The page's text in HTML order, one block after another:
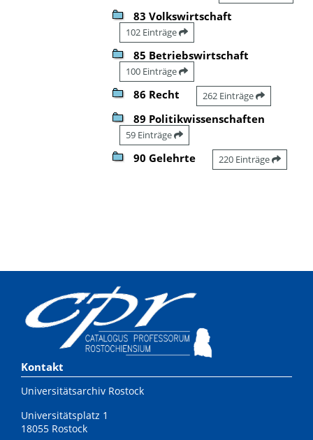
83 Volkswirtschaft
102 Einträge
85 Betriebswirtschaft
100 Einträge
86 Recht 262 Einträge
89 Politikwissenschaften
59 Einträge
90 Gelehrte 220 Einträge
Kontakt
Universitätsarchiv Rostock
Universitätsplatz 1
18055 Rostock